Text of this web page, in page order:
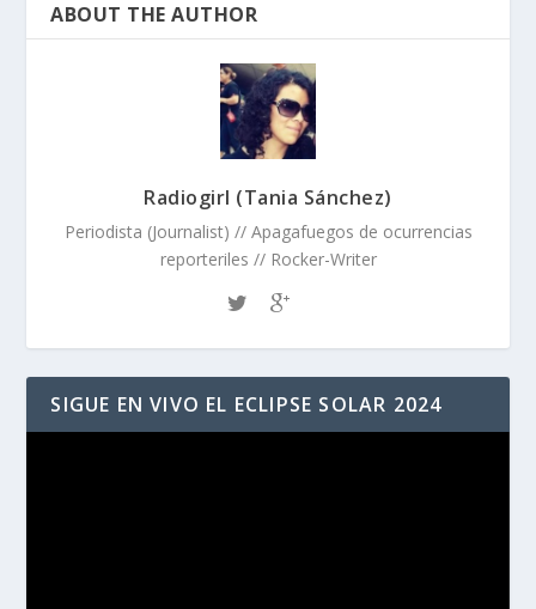
ABOUT THE AUTHOR
Radiogirl (Tania Sánchez)
Periodista (Journalist) // Apagafuegos de ocurrencias
reporteriles // Rocker-Writer
SIGUE EN VIVO EL ECLIPSE SOLAR 2024